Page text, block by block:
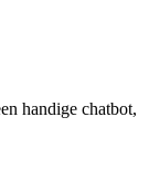
handige chatbot,